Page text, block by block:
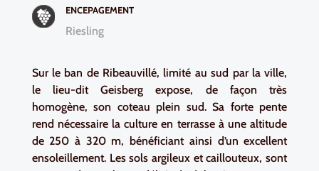
ENCEPAGEMENT
Riesling
Sur le ban de Ribeauvillé, limité au sud par la ville,
le lieu-dit Geisberg expose, de façon très
homogène, son coteau plein sud. Sa forte pente
rend nécessaire la culture en terrasse à une altitude
de 250 à 320 m, bénéficiant ainsi d’un excellent
ensoleillement. Les sols argileux et caillouteux, sont